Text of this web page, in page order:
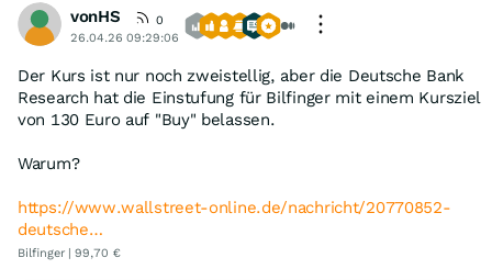
vonHS
0
26.04.26 09:29:06
Der Kurs ist nur noch zweistellig, aber die Deutsche Bank
Research hat die Einstufung für Bilfinger mit einem Kursziel
von 130 Euro auf "Buy" belassen.
Warum?
https://www.wallstreet-online.de/nachricht/20770852-
deutsche…
Bilfinger | 99,70 €